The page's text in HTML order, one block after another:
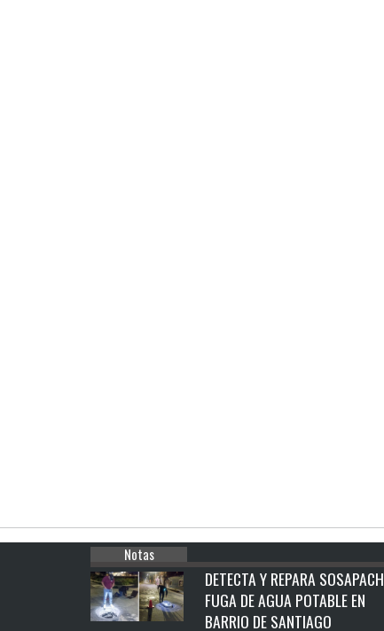
Notas
DETECTA Y REPARA SOSAPACH
FUGA DE AGUA POTABLE EN
BARRIO DE SANTIAGO